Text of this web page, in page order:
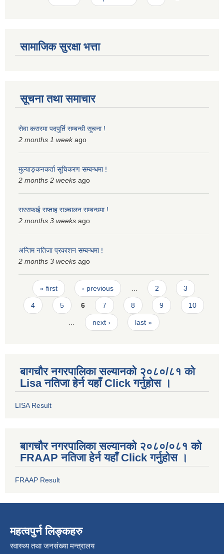
सामाजिक सुरक्षा भत्ता
सूचना तथा समाचार
सेवा करारमा पदपुर्ति सम्बन्धी सूचना !
2 months 1 weekago
मुल्याङ्कनकर्ता सूचिकरण सम्बन्धमा !
2 months 2 weeks ago
सरसफाई सप्ताह सञ्चालन सम्बन्धमा !
2 months 3 weeks ago
अन्तिम नतिजा प्रकाशन सम्बन्धमा !
2 months 3 weeks ago
Pages
« first ‹ previous … 2 3
4 5 6 7 8 9 10
… next › last »
बागचौर नगरपालिका सल्यानको २०८०/८१ को
Lisa नतिजा हेर्न यहाँ Click गर्नुहोस ।
LISA Result
बागचौर नगरपालिका सल्यानको २०८०/०८१ को
FRAAP नतिजा हेर्न यहाँ Click गर्नुहोस ।
FRAAP Result
महत्वपुर्न लिङ्कहरु
स्वास्थ्य तथा जनसंख्या मन्त्रालय